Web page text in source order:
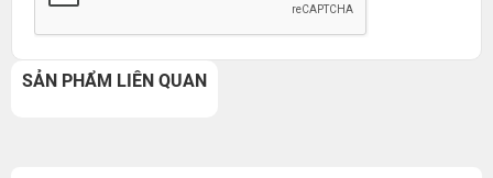
SẢN PHẨM LIÊN QUAN